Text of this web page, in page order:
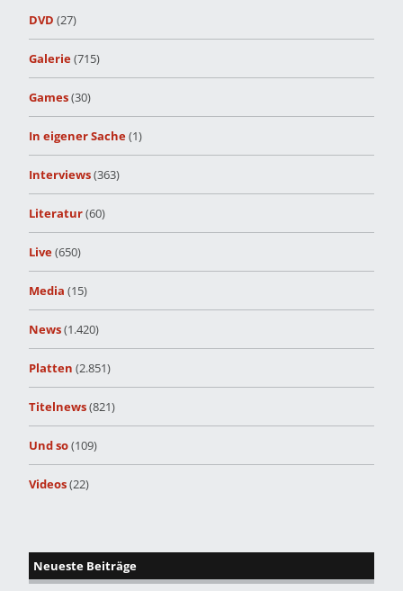
DVD (27)
Galerie(715)
Games(30)
In eigener Sache(1)
Interviews(363)
Literatur(60)
Live(650)
Media (15)
News(1.420)
Platten (2.851)
Titelnews(821)
Und so(109)
Videos(22)
Neueste Beiträge